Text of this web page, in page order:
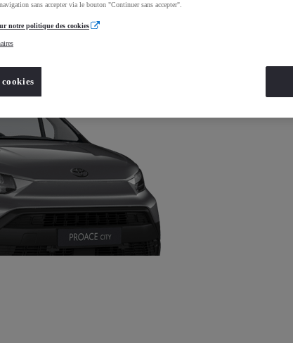
?
sans accepter via le bouton "Continuer sans accepter".
notre politique des cookies